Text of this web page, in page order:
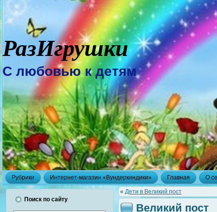
РазИгрушки
С любовью к детям
Рубрики Интернет-магазин «Вундеркиндики» Главная О
Поиск по сайту
« Дети в Великий пост
Великий пост